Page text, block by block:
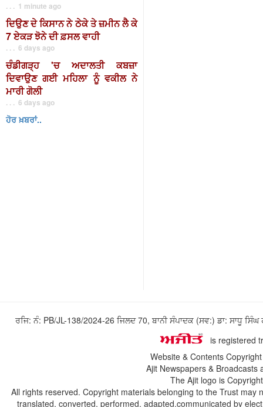
. . . 1 minute ago
ਦਿਉਣ ਦੇ ਕਿਸਾਨ ਨੇ ਠੇਕੇ ਤੇ ਜ਼ਮੀਨ ਲੈ ਕੇ
7 ਏਕੜ ਝੋਨੇ ਦੀ ਫ਼ਸਲ ਵਾਹੀ
. . . 6 days ago
ਚੰਡੀਗੜ੍ਹ 'ਚ ਅਦਾਲਤੀ ਕਬਜ਼ਾ
ਦਿਵਾਉਣ ਗਈ ਮਹਿਲਾ ਨੂੰ ਵਕੀਲ ਨੇ
ਮਾਰੀ ਗੋਲੀ
. . . 6 days ago
ਹੋਰ ਖ਼ਬਰਾਂ..
ਰਜਿ: ਨੰ: PB/JL-138/2024-26 ਜਿਲਦ 70, ਬਾਨੀ ਸੰਪਾਦਕ (ਸਵ:) ਡਾ: ਸਾਧੂ
is registered
Website & Contents
Ajit Newspapers &
The Ajit logo is
All rights reserved. Copyright materials belonging to the Trust
translated, converted, performed, adapted,communicated by